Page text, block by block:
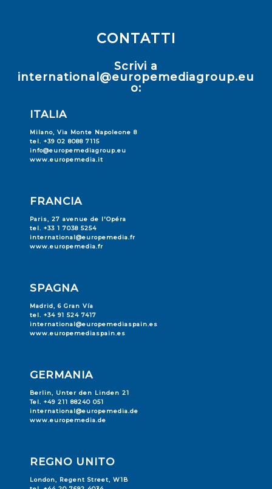
CONTATTI
Scrivi a
international@europemediagroup.eu
o:
ITALIA
Milano, Via Monte Napoleone 8
tel. +39 02 8088 7115
info@europemediagroup.eu
www.europemedia.it
FRANCIA
Paris, 27 avenue de l'Opéra
tel. +33 1 7038 5254
international@europemedia.fr
www.europemedia.fr
SPAGNA
Madrid, 6 Gran Vía
tel. +34 91 524 7417
international@europemediaspain.es
www.europemediaspain.es
GERMANIA
Berlin, Unter den Linden 21
Tel. +49 211 88240 051
international@europemedia.de
www.europemedia.de
REGNO UNITO
London, Regent Street, W1B